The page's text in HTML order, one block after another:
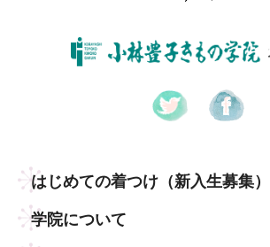
はじめての着つけ （新入生募集）
学院について